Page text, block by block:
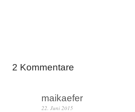
2 Kommentare
maikaefer
22. Juni 2015